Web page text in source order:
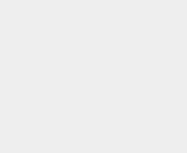
义仁）捐赠5000元:
陈国金)捐赠5000元: